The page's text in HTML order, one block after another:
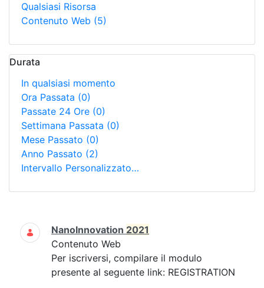
Qualsiasi Risorsa
Contenuto Web (5)
Durata
In qualsiasi momento
Ora Passata (0)
Passate 24 Ore (0)
Settimana Passata (0)
Mese Passato (0)
Anno Passato (2)
Intervallo Personalizzato…
Ricerca
NanoInnovation 2021
Contenuto Web
Per iscriversi, compilare il modulo
presente al seguente link: REGISTRATION